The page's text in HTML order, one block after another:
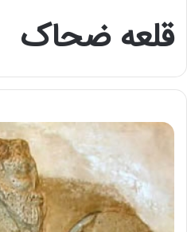
قلعه ضحاک